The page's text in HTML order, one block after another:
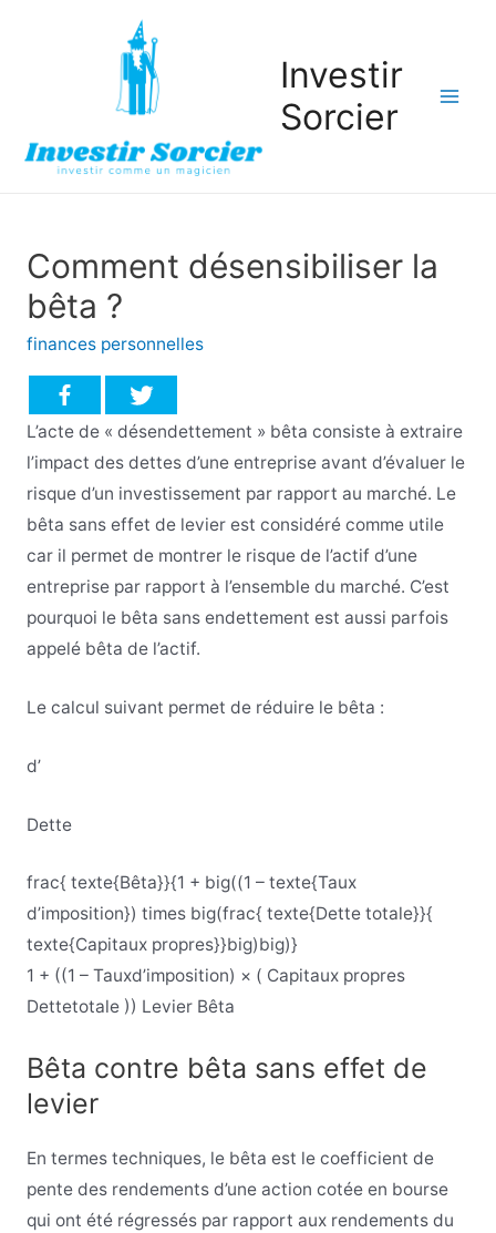
Investir
Sorcier
Comment désensibiliser la
bêta ?
finances personnelles
L’acte de « désendettement » bêta consiste à extraire
l’impact des dettes d’une entreprise avant d’évaluer le
risque d’un investissement par rapport au marché. Le
bêta sans effet de levier est considéré comme utile
car il permet de montrer le risque de l’actif d’une
entreprise par rapport à l’ensemble du marché. C’est
pourquoi le bêta sans endettement est aussi parfois
appelé bêta de l’actif.
Le calcul suivant permet de réduire le bêta :
d’
Dette
frac{ texte{Bêta}}{1 + big((1 – texte{Taux
d’imposition}) times big(frac{ texte{Dette totale}}{
texte{Capitaux propres}}big)big)}
1 + ((1 – Tauxd’imposition) × ( Capitaux propres
Dettetotale )) Levier Bêta
Bêta contre bêta sans effet de
levier
En termes techniques, le bêta est le coefficient de
pente des rendements d’une action cotée en bourse
qui ont été régressés par rapport aux rendements du